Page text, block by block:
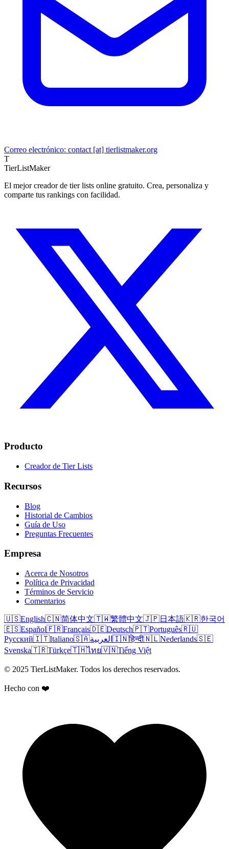
Correo electrónico: contact [at] tierlistmaker.org
T
TierListMaker
El mejor creador de tier lists online gratuito. Crea, personaliza y
comparte tus rankings con facilidad.
Producto
Creador de Tier Lists
Recursos
Blog
Historial de Cambios
Guía de Uso
Preguntas Frecuentes
Empresa
Acerca de Nosotros
Política de Privacidad
Términos de Servicio
Comentarios
🇺🇸English🇨🇳简体中文🇹🇼繁體中文🇯🇵日本語🇰🇷한국어
🇪🇸Español🇫🇷Français🇩🇪Deutsch🇵🇹Português🇷🇺
Русский🇮🇹Italiano🇸🇦العربية 🇮🇳हिन्दी🇳🇱Nederlands🇸🇪
Svenska🇹🇷Türkçe🇹🇭ไทย🇻🇳Tiếng Việt
© 2025 TierListMaker. Todos los derechos reservados.
Hecho con ❤️